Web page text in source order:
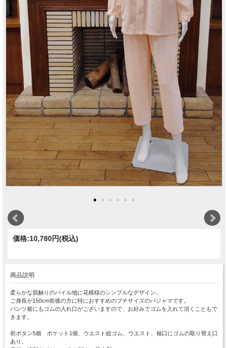
価格:10,780円(税込)
商品説明
柔らかな肌触りのパイル地に花模様のシンプルなデザイン。
ご身長が150cm前後の方に特におすすめのプチサイズのパジャマです。
パンツ裾にもゴムの入れ口がございますので、お好みでゴムを入れて頂くこともで
きます。
前ボタン5個 ポケット1個、ウエスト総ゴム、ウエスト、袖口にゴムの取り替え口
あり。